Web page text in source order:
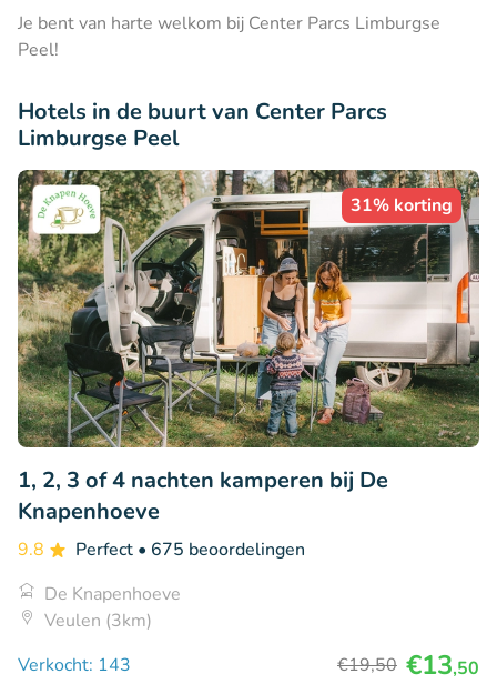
Je bent van harte welkom bij Center Parcs Limburgse
Peel!
Hotels in de buurt van Center Parcs
Limburgse Peel
31% korting
1, 2, 3 of 4 nachten kamperen bij De
Knapenhoeve
9.8 Perfect • 675 beoordelingen
De Knapenhoeve
Veulen (3km)
Verkocht: 143
€19,50 €13,50